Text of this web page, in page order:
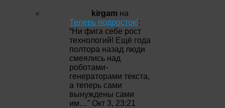
kirgam на
Теперь подросток!:
“Ни фига себе рост
технологий! Ещё года
полтора назад люди
смеялись над
роботами-
генераторами текста,
а теперь сами
вынуждены сами
им…” Окт 3, 23:21